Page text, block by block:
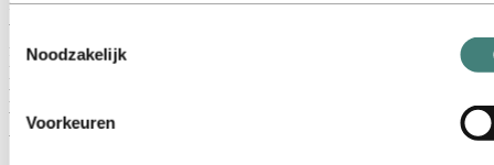
advertenties. Deze derden kunnen informatie die zij via jouw
gebruik van onze website verzamelen, combineren met
verzameld via jouw gebruik van hun diensten. De derde
Noodzakelijk
Voorkeuren
wordt en zijn betrokkenheid bij diverse activiteiten in de
fabriek, tonen zijn onwrikbare toewijding aan zijn werk.
Diego's bijdragen hebben een belangrijke rol gespeeld bij
het verbeteren van de retentie binnen de afdeling en het
bevorderen van een cultuur van veiligheid en inclusiviteit
bij Hydro Yankton.